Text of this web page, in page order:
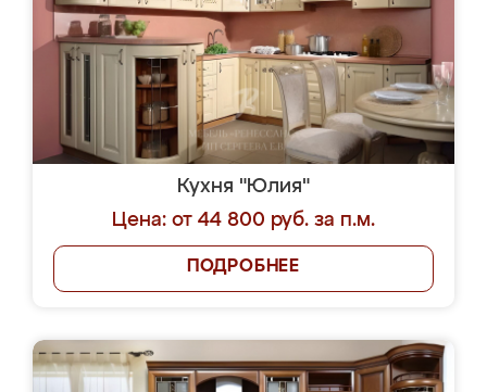
Кухня "Юлия"
Цена: от 44 800 руб. за п.м.
ПОДРОБНЕЕ